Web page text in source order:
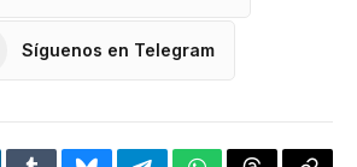
Síguenos en Telegram